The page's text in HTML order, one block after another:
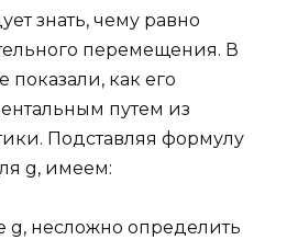
знать, чему равно
перемещения. В
как его
путем из
Подставляя формулу
g, имеем:
g, несложно определить